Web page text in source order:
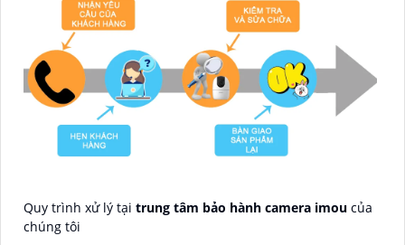
Quy trình xử lý tại trung tâm bảo hành camera imou của
chúng tôi